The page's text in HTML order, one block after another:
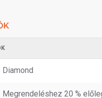
Diamond
Megrendeléshez 20 %